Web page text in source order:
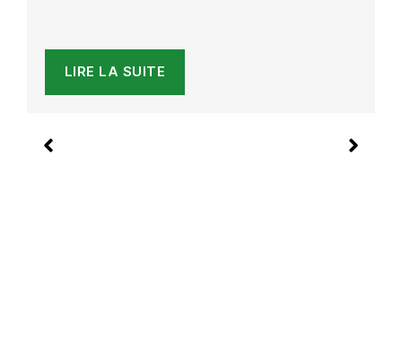
LIRE LA SUITE